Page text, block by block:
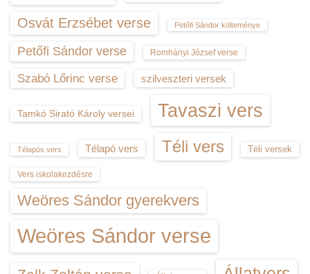
Osvát Erzsébet verse Petőfi Sándor költeménye
Petőfi Sándor verse Romhányi József verse
Szabó Lőrinc verse szilveszteri versek
Tamkó Sirató Károly versei Tavaszi vers
Télapós vers Télapó vers Téli vers Téli versek
Vers iskolakezdésre
Weöres Sándor gyerekvers
Weöres Sándor verse